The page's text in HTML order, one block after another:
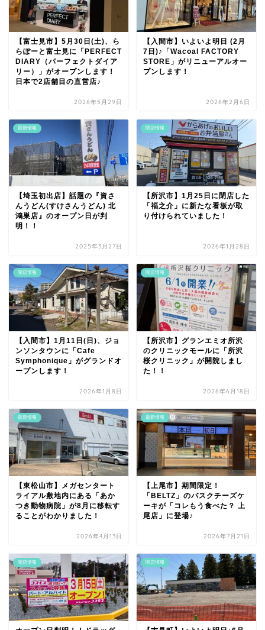
【富士見市】5月30日(土)、ら
らぽーと富士見に「PERFECT
DIARY（パーフェクトダイア
リー）」がオープンします！
日本で2店舗目の直営店♪
2026年5月29日
【入間市】いよいよ明日 (2月
7日)♪「Wacoal FACTORY
STORE」がリニューアルオー
プンします！
2026年2月6日
最新情報
【埼玉初出店】話題の『資さ
んうどん(すけさんうどん) 北
鴻巣店』のオープン日が判
明！！
2025年3月27日
閉店情報
【所沢市】1月25日に閉店した
「福之介」に新たな看板が取
り付けられていました！
2026年1月28日
開店情報
【入間市】1月11日(日)、ジョ
ンソンタウンに「Cafe
Symphonique」がグランドオ
ープンします！
2026年1月8日
開店情報
【所沢市】グランエミオ所沢
のクリニックモールに「所沢
桜クリニック」が開院しまし
た！！
2026年6月18日
最新情報
【東松山市】メガセンタート
ライアル敷地内にある「あか
つき動物病院」が8月に移転す
ることがわかりました！
2026年4月13日
最新情報
【上尾市】期間限定！
「BELTZ」のバスクチーズケ
ーキが「コレもう食べた？ 上
尾店」に登場♪
2026年7月21日
開店情報 開店情報